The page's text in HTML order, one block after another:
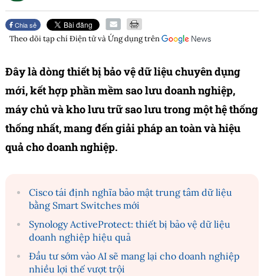
Chia sẻ
Theo dõi tạp chíĐiện tử và Ứng dụngtrên
Đây là dòng thiết bị bảo vệ dữ liệu chuyên dụng
mới, kết hợp phần mềm sao lưu doanh nghiệp,
máy chủ và kho lưu trữ sao lưu trong một hệ thống
thống nhất, mang đến giải pháp an toàn và hiệu
quả cho doanh nghiệp.
Cisco tái định nghĩa bảo mật trung tâm dữ liệu
bằng Smart Switches mới
Synology ActiveProtect: thiết bị bảo vệ dữ liệu
doanh nghiệp hiệu quả
Đầu tư sớm vào AI sẽ mang lại cho doanh nghiệp
nhiều lợi thế vượt trội